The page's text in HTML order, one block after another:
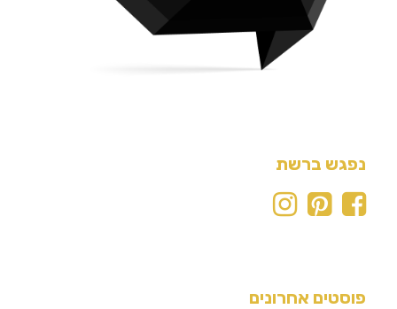
נפגש ברשת
פוסטים אחרונים